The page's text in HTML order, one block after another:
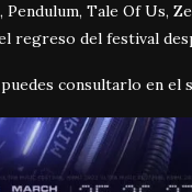
Tale Of Us,
regreso del festival
consultarlo en el